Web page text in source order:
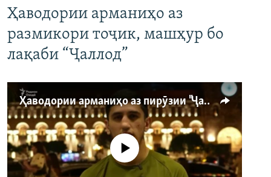
Ҳаводории арманиҳо аз
размикори тоҷик, машҳур бо
лақаби “Ҷаллод”
Ҳаводории арманиҳо аз пирӯзии "Ҷаллод"-и тоҷик
Феълан кор намекунад